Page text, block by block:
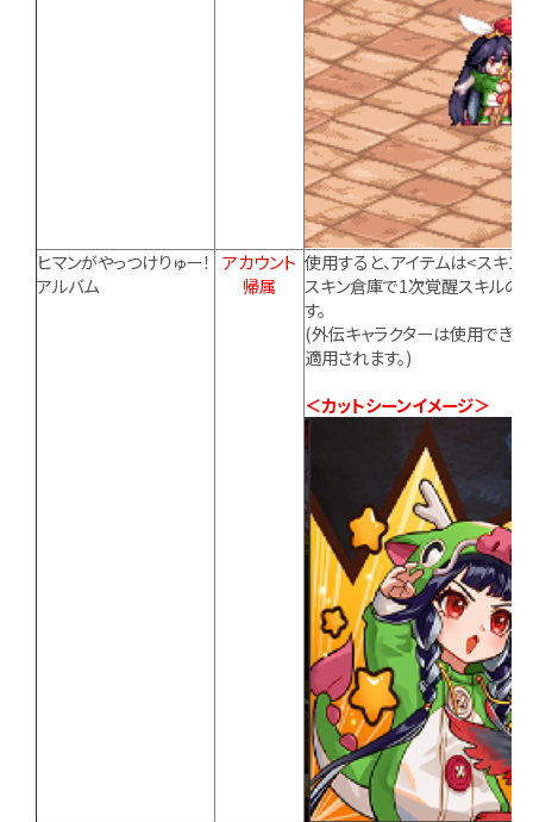
ヒマンがやっつけりゅー！
アルバム
アカウント
帰属
使用すると、アイテムは<スキン
スキン倉庫で1次覚醒スキルの
す。
(外伝キャラクターは使用できま
適用されます。)
＜カットシーンイメージ＞